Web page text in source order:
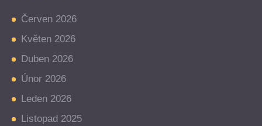
Červen 2026
Květen 2026
Duben 2026
Únor 2026
Leden 2026
Listopad 2025